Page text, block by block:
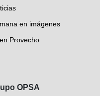
en imágenes
Provecho
OPSA